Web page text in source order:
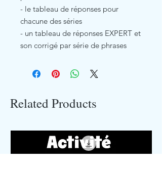
- le tableau de réponses pour
chacune des séries
- un tableau de réponses EXPERT et
son corrigé par série de phrases
Related Products